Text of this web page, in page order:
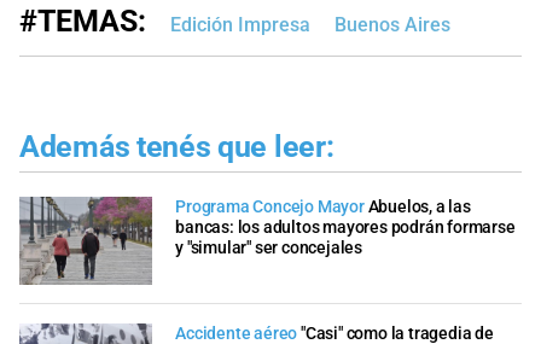
#TEMAS: Edición Impresa Buenos Aires
Además tenés que leer:
Programa Concejo MayorAbuelos, a las
bancas: los adultos mayores podrán formarse
y "simular" ser concejales
Accidente aéreo"Casi" como la tragedia de